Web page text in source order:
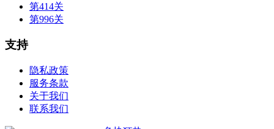
第414关
第996关
支持
隐私政策
服务条款
关于我们
联系我们